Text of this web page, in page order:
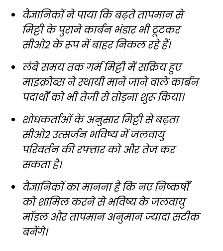
वैज्ञानिकों ने पाया कि बढ़ते तापमान से
मिट्टी के पुराने कार्बन भंडार भी टूटकर
सीओ2 के रूप में बाहर निकल रहे हैं।
लंबे समय तक गर्म मिट्टी में सक्रिय हुए
माइक्रोब्स ने स्थायी माने जाने वाले कार्बन
पदार्थों को भी तेजी से तोड़ना शुरू किया।
शोधकर्ताओं के अनुसार मिट्टी से बढ़ता
सीओ2 उत्सर्जन भविष्य में जलवायु
परिवर्तन की रफ्तार को और तेज कर
सकता है।
वैज्ञानिकों का मानना है कि नए निष्कर्षों
को शामिल करने से भविष्य के जलवायु
मॉडल और तापमान अनुमान ज्यादा सटीक
बनेंगे।